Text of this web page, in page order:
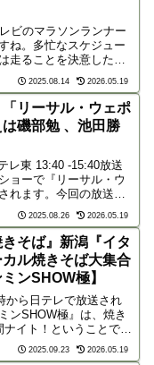
ビのマラソンランナー
ね。多忙なスケジュー
走ることを決意したの
て、毎年恒例の「やら
も浮上するのか‥彼の生
来事を振り返りなが
と、この...
2025.08.14 2026.05.19
「リーサル・ウェポ
磯部勉 、池田勝
レ東 13:40 -15:40放送
ョーで『リーサル・ウ
れます。今回の放送で
ン演じる「マーティ
吹き替えを「磯部勉」
ローヴァー演じる「ロ
2025.08.26 2026.05.19
そば』新潟『イタ
カル焼きそば大集合
ンSHOW極】
から日テレで放送され
ンSHOW極』は、焼き
イト！ということで、
ーカル焼きそばが地区
表されるようです。焼
2025.09.23 2026.05.19